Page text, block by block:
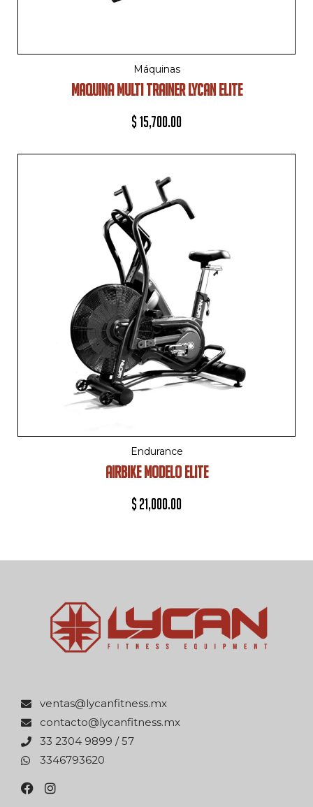
Máquinas
MAQUINA MULTI TRAINER LYCAN ELITE
$15,700.00
Endurance
AIRBIKE MODELO ELITE
$21,000.00
xm.ssentifnacyl@satnev
xm.ssentifnacyl@otcatnoc
75 / 9989 4032 33
0263976433